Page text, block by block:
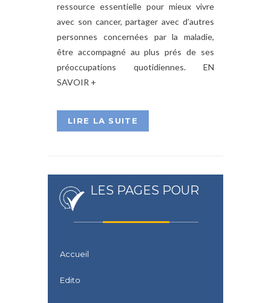
ressource essentielle pour mieux vivre
avec son cancer, partager avec d’autres
personnes concernées par la maladie,
être accompagné au plus prés de ses
préoccupations quotidiennes. EN
SAVOIR +
LIRE LA SUITE
LES PAGES POUR
Accueil
Edito